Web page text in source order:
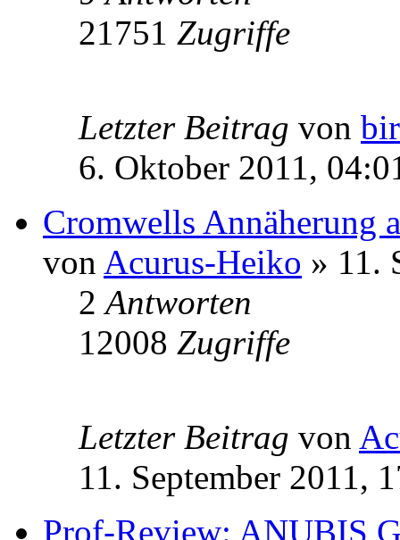
21751 Zugriffe
Letzter Beitrag von
6. Oktober 2011,
Cromwells Annäherung
von Acurus-Heiko » 11.
2Antworten
12008 Zugriffe
Letzter Beitrag von
11. September 2011,
Prof-Review: ANUBIS